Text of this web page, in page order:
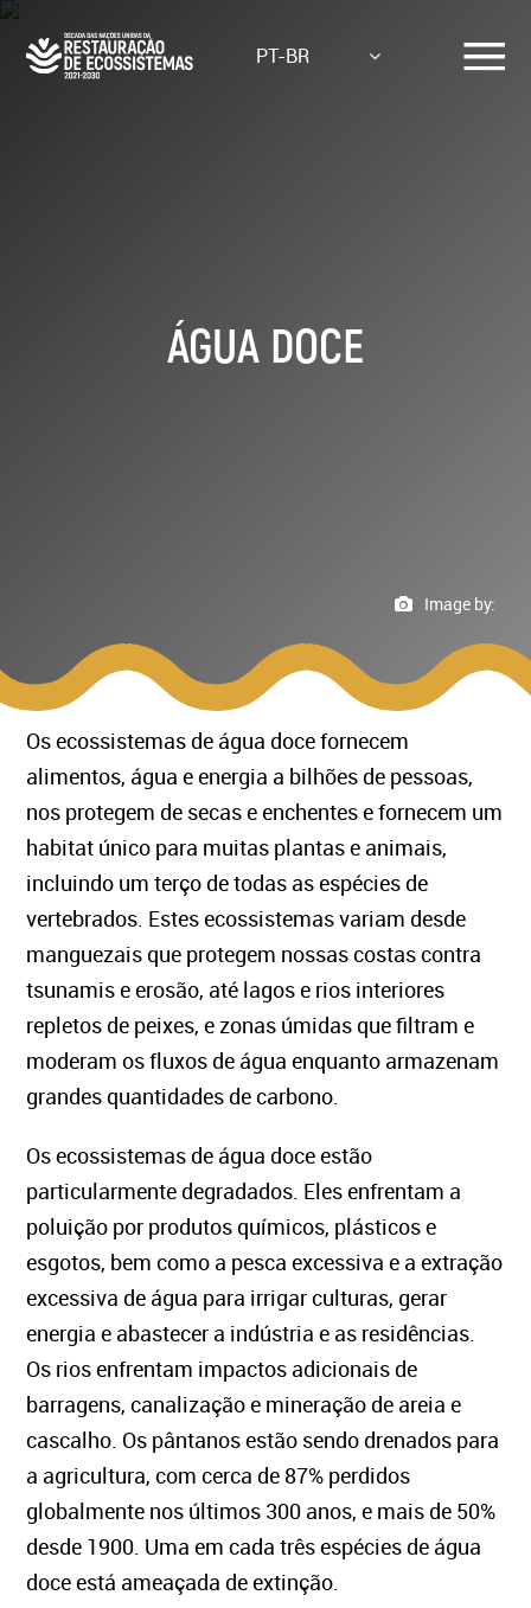
Skip
main
PT-BR
ÁGUA DOCE
Image by:
Os ecossistemas de água doce fornecem
alimentos, água e energia a bilhões de pessoas,
nos protegem de secas e enchentes e fornecem um
habitat único para muitas plantas e animais,
incluindo um terço de todas as espécies de
vertebrados. Estes ecossistemas variam desde
manguezais que protegem nossas costas contra
tsunamis e erosão, até lagos e rios interiores
repletos de peixes, e zonas úmidas que filtram e
moderam os fluxos de água enquanto armazenam
grandes quantidades de carbono.
Os ecossistemas de água doce estão
particularmente degradados. Eles enfrentam a
poluição por produtos químicos, plásticos e
esgotos, bem como a pesca excessiva e a extração
excessiva de água para irrigar culturas, gerar
energia e abastecer a indústria e as residências.
Os rios enfrentam impactos adicionais de
barragens, canalização e mineração de areia e
cascalho. Os pântanos estão sendo drenados para
a agricultura, com cerca de 87% perdidos
globalmente nos últimos 300 anos, e mais de 50%
desde 1900. Uma em cada três espécies de água
doce está ameaçada de extinção.